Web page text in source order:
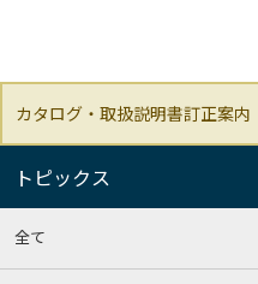
カタログ・取扱説明書訂正案内
トピックス
全て